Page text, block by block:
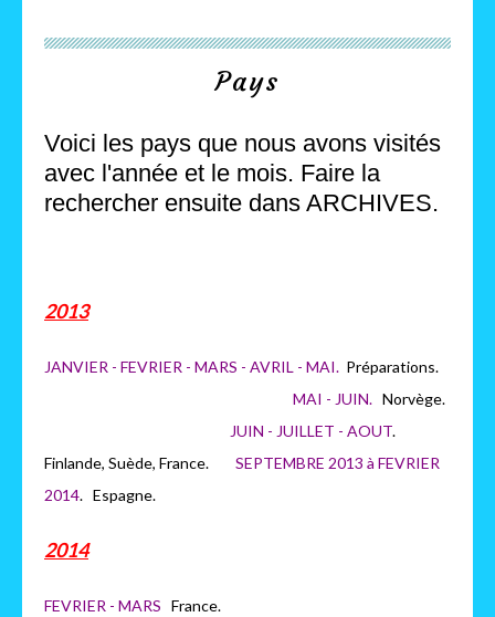
Pays
Voici les pays que nous avons visités
avec l'année et le mois. Faire la
rechercher ensuite dans ARCHIVES.
2013
JANVIER - FEVRIER - MARS - AVRIL - MAI. Préparations.
MAI - JUIN. Norvège.
JUIN - JUILLET - AOUT.
Finlande, Suède, France. SEPTEMBRE 2013 à FEVRIER
2014. Espagne.
2014
FEVRIER - MARS France.